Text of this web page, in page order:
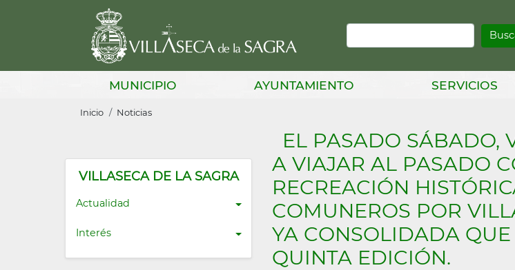
Buscar
MUNICIPIO AYUNTAMIENTO SERVICIOS
Sobrescribir
de
ayuda
a
la
Inicio Noticias
VILLASECA DE LA SAGRA
Actualidad
Interés
EL PASADO SÁBADO,
A VIAJAR AL PASADO
RECREACIÓN
COMUNEROS POR
YA CONSOLIDADA
QUINTA EDICIÓN.